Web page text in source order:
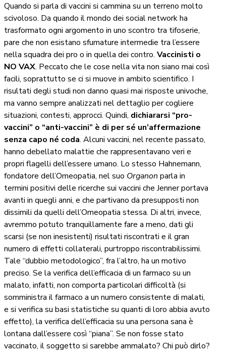
Quando si parla di vaccini si cammina su un terreno molto
scivoloso. Da quando il mondo dei social network ha
trasformato ogni argomento in uno scontro tra tifoserie,
pare che non esistano sfumature intermedie tra l’essere
nella squadra dei pro o in quella dei contro. Vaccinisti o
NO VAX. Peccato che le cose nella vita non siano mai così
facili, soprattutto se ci si muove in ambito scientifico. I
risultati degli studi non danno quasi mai risposte univoche,
ma vanno sempre analizzati nel dettaglio per cogliere
situazioni, contesti, approcci. Quindi, dichiararsi “pro-
vaccini” o “anti-vaccini” è di per sé un’affermazione
senza capo né coda. Alcuni vaccini, nel recente passato,
hanno debellato malattie che rappresentavano veri e
propri flagelli dell’essere umano. Lo stesso Hahnemann,
fondatore dell’Omeopatia, nel suo Organon parla in
termini positivi delle ricerche sui vaccini che Jenner portava
avanti in quegli anni, e che partivano da presupposti non
dissimili da quelli dell’Omeopatia stessa. Di altri, invece,
avremmo potuto tranquillamente fare a meno, dati gli
scarsi (se non inesistenti) risultati riscontrati e il gran
numero di effetti collaterali, purtroppo riscontrabilissimi.
Tale “dubbio metodologico”, fra l’altro, ha un motivo
preciso. Se la verifica dell’efficacia di un farmaco su un
malato, infatti, non comporta particolari difficoltà (si
somministra il farmaco a un numero consistente di malati,
e si verifica su basi statistiche su quanti di loro abbia avuto
effetto), la verifica dell’efficacia su una persona sana è
lontana dall’essere così “piana”. Se non fosse stato
vaccinato, il soggetto si sarebbe ammalato? Chi può dirlo?